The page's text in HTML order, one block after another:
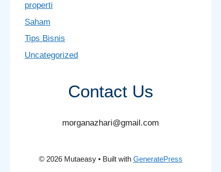
properti
Saham
Tips Bisnis
Uncategorized
Contact Us
morganazhari@gmail.com
© 2026 Mutaeasy• Built with GeneratePress